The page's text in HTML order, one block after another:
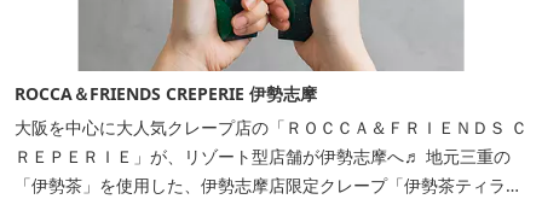
ROCCA＆FRIENDS CREPERIE 伊勢志摩
大阪を中心に大人気クレープ店の「ＲＯＣＣＡ＆ＦＲＩＥＮＤＳ Ｃ
ＲＥＰＥＲＩＥ」が、リゾート型店舗が伊勢志摩へ♬ 地元三重の
「伊勢茶」を使用した、伊勢志摩店限定クレープ「伊勢茶ティラミ